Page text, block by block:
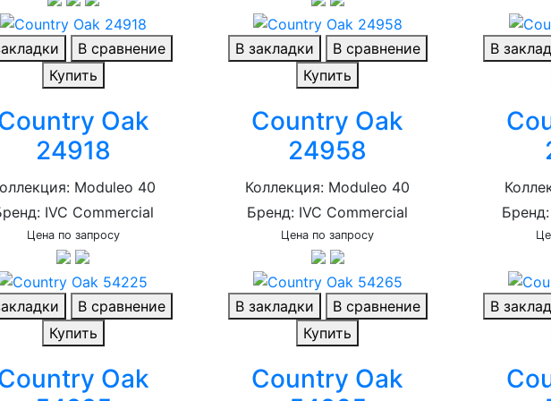
В сравнение
Купить
Oak
24918
Moduleo 40
IVC Commercial
Цена по запросу
В закладки
В сравнение
Купить
Country Oak
24958
Коллекция: Moduleo 40
Бренд: IVC Commercial
Цена по запросу
В
В сравнение
Купить
Oak
В закладки
В сравнение
Купить
Country Oak
В